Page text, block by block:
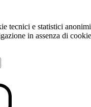
tecnici e statistici
in assenza di